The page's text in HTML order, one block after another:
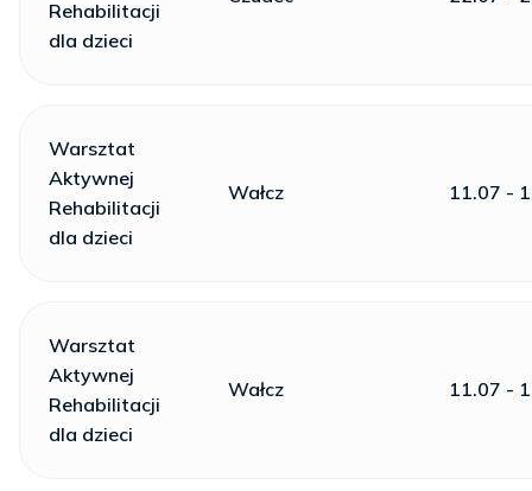
Rehabilitacji
dla dzieci
Warsztat
Aktywnej
Rehabilitacji
dla dzieci
Wałcz 11.07 -
Warsztat
Aktywnej
Rehabilitacji
dla dzieci
Wałcz 11.07 -